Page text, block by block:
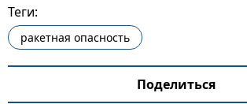
Теги:
ракетная опасность
Поделиться